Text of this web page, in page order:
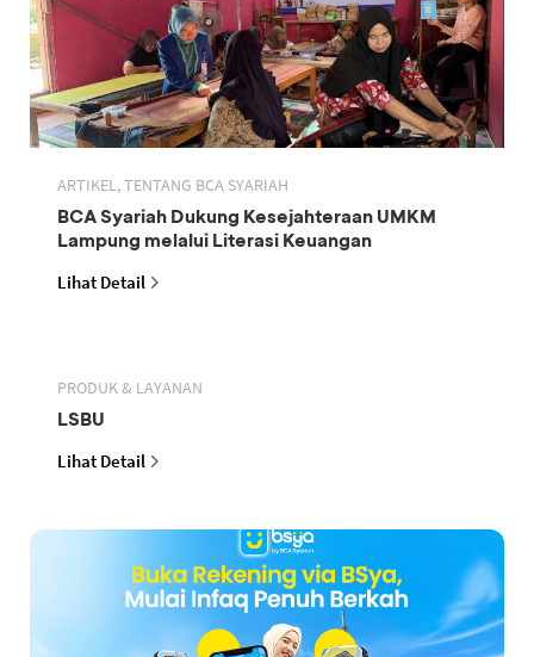
ARTIKEL, TENTANG BCA SYARIAH
BCA Syariah Dukung Kesejahteraan UMKM
Lampung melalui Literasi Keuangan
Lihat Detail
PRODUK & LAYANAN
LSBU
Lihat Detail